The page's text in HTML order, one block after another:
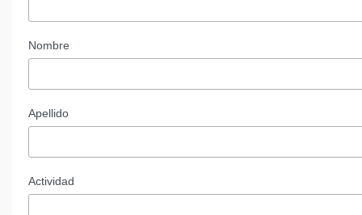
Nombre
Apellido
Actividad